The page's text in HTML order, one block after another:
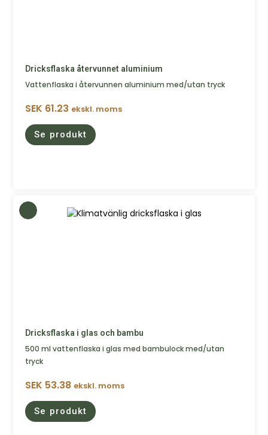
Dricksflaska återvunnet aluminium
Vattenflaska i återvunnen aluminium med/utan tryck
SEK 61.23 ekskl. moms
Se produkt
Dricksflaska i glas och bambu
500 ml vattenflaska i glas med bambulock med/utan
tryck
SEK 53.38 ekskl. moms
Se produkt